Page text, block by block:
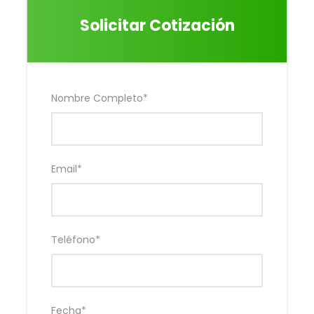
Solicitar Cotización
Nombre Completo*
Email*
Teléfono*
Fecha*
Incluye
Desayunos
estacionamiento privado, parrillera portátil
Galeria